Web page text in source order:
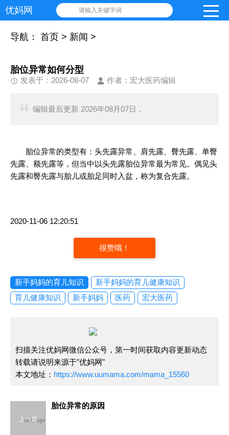
优妈网 请输入关键字词
导航： 首页 > 新闻 >
胎位异常如何分型
发表于：2026-08-07 作者：宏大医药编辑
编辑最后更新 2026年08月07日，
胎位异常的类型有：头先露异常、肩先露、臀先露、单臀
先露、额先露等，但当中以头先露胎位异常最为常见。偶见头
先露和臀先露与胎儿或胎足同时入盆，称为复合先露。
2020-11-06 12:20:51
很赞哦！
新手妈妈的育儿知识
新手妈妈的育儿健康知识
育儿健康知识
新手妈妈 医药 宏大医药
扫描关注优妈网微信公众号，第一时间获取内容更新动态
转载请说明来源于"优妈网"
本文地址： https://www.uumama.com/mama_15560
上一篇
胎位异常的原因